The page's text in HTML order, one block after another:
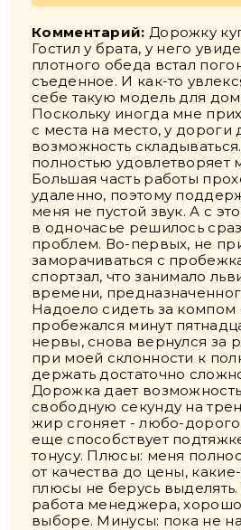
Комментарий: Дорожку
Гостил у брата, у него
плотного обеда встал
съеденное. И как-то
себе такую модель для
Поскольку иногда мне
с места на место, у
возможность
полностью удовлетворяет
Большая часть работы
удаленно, поэтому
меня не пустой звук. А с
в одночасье решилось
проблем. Во-первых, не
заморачиваться с
спортзал, что занимало
времени,
Надоело сидеть за компом
пробежался минут
нервы, снова вернулся за
при моей склонности к
держать достаточно
Дорожка дает
свободную секунду на
жир сгоняет - любо-
еще способствует
тонусу. Плюсы: меня
от качества до цены,
плюсы не берусь
работа менеджера,
выборе. Минусы: пока не